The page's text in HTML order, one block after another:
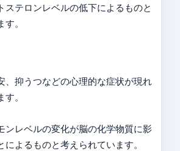
ステロンレベルの低下によるものと
。
、抑うつなどの心理的な症状が現れ
。
ンレベルの変化が脳の化学物質に影
によるものと考えられています。